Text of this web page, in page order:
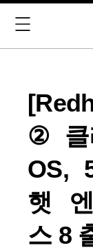
② 클
OS,
햇
스 8